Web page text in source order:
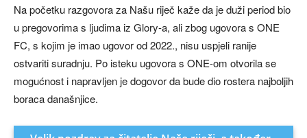
Na početku razgovora za Našu riječ kaže da je duži period bio
u pregovorima s ljudima iz Glory-a, ali zbog ugovora s ONE
FC, s kojim je imao ugovor od 2022., nisu uspjeli ranije
ostvariti suradnju. Po isteku ugovora s ONE-om otvorila se
mogućnost i napravljen je dogovor da bude dio rostera najboljih
boraca današnjice.